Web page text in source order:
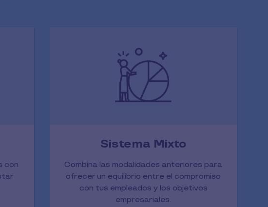
con
Sistema Mixto
Combina las modalidades anteriores para
ofrecer un equilibrio entre el compromiso
con tus empleados y los objetivos
empresariales.